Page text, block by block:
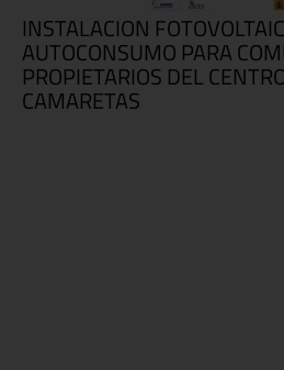
INSTALACION
AUTOCONSUMO PARA
PROPIETARIOS DEL
CAMARETAS